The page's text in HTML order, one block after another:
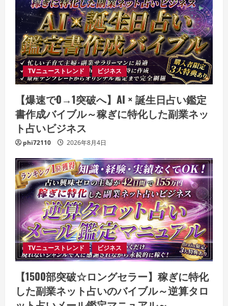
TVニューストレンド ビジネス
【爆速で0→1突破へ】AI × 誕生日占い鑑定
書作成バイブル～稼ぎに特化した副業ネッ
ト占いビジネス
phi72110 2026年8月4日
TVニューストレンド ビジネス
【1500部突破☆ロングセラー】稼ぎに特化
した副業ネット占いのバイブル～逆算タロ